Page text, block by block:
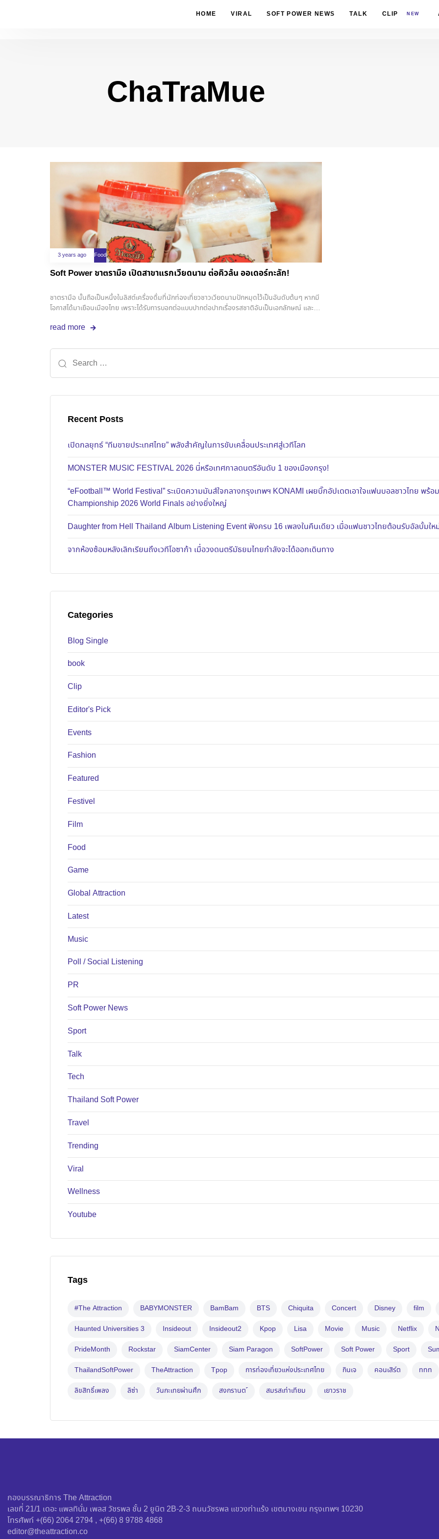
HOME VIRAL SOFT POWER NEWS TALK CLIP NEW
ChaTraMue
3 years ago Food
Soft Power ชาตรามือ เปิดสาขาแรกเวียดนาม ต่อคิวล้น ออเดอร์ทะลัก!
ชาตรามือ นั้นถือเป็นหนึ่งในลิสต์เครื่องดื่มที่นักท่องเที่ยวชาวเวียดนามปักหมุดไว้เป็นอันดับต้นๆ หากมี
โอกาสได้มาเยือนเมืองไทย เพราะได้รับการบอกต่อแบบปากต่อปากเรื่องรสชาติอันเป็นเอกลักษณ์ และ
เมื่อ ชาตรามือ มาเปิดสาขาแรกที่ โฮจิมินห์ซิตี วันที่ 9 มิถุนายน 2566 ที่ผ่านมา หลังทดลองเปิดแบบ
read more
Recent Posts
เปิดกลยุทธ์ “ทีมขายประเทศไทย” พลังสำคัญในการขับเคลื่อนประเทศสู่เวทีโลก
MONSTER MUSIC FESTIVAL 2026 นี่หรือเทศกาลดนตรีอันดับ 1 ของเมืองกรุง!
“eFootball™ World Festival” ระเบิดความมันส์ใจกลางกรุงเทพฯ KONAMI เผยบิ๊กอัปเดตเอาใจแฟนบอลชาวไทย พ
Championship 2026 World Finals อย่างยิ่งใหญ่
Daughter from Hell Thailand Album Listening Event ฟังครบ 16 เพลงในคืนเดียว เมื่อแฟนชาวไทยต้อนรับอัลบั้มใ
จากห้องซ้อมหลังเลิกเรียนถึงเวทีโอซาก้า เมื่อวงดนตรีมัธยมไทยกำลังจะได้ออกเดินทาง
Categories
Blog Single
book
Clip
Editor's Pick
Events
Fashion
Featured
Festivel
Film
Food
Game
Global Attraction
Latest
Music
Poll / Social Listening
PR
Soft Power News
Sport
Talk
Tech
Thailand Soft Power
Travel
Trending
Viral
Wellness
Youtube
Tags
#The Attraction BABYMONSTER BamBam BTS Chiquita Concert Disney film
Haunted Universities 3 Insideout Insideout2 Kpop Lisa Movie Music Netflix
PrideMonth Rockstar SiamCenter Siam Paragon SoftPower Soft Power Sport
ThailandSoftPower TheAttraction Tpop การท่องเที่ยวแห่งประเทศไทย กินเจ คอนเสิร์ต ททท
ลิขสิทธิ์เพลง ลิซ่า วันกะเทยผ่านศึก สงกรานต ์ สมรสเท่าเทียม เยาวราช
กองบรรณาธิการ The Attraction
เลขที่ 21/1 เดอะ แพลทินั่ม เพลส วัชรพล ชั้น 2 ยูนิต 2B-2-3 ถนนวัชรพล แขวงท่าแร้ง เขตบางเขน กรุงเทพฯ 10230
โทรศัพท์ +(66) 2064 2794 , +(66) 8 9788 4868
editor@theattraction.co